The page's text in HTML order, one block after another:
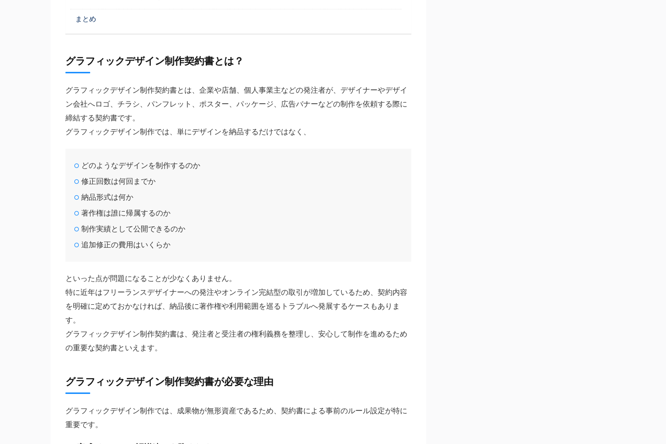
まとめ
グラフィックデザイン制作契約書とは？
グラフィックデザイン制作契約書とは、企業や店舗、個人事業主などの発注者が、デザイナーやデザイ
ン会社へロゴ、チラシ、パンフレット、ポスター、パッケージ、広告バナーなどの制作を依頼する際に
締結する契約書です。
グラフィックデザイン制作では、単にデザインを納品するだけではなく、
どのようなデザインを制作するのか
修正回数は何回までか
納品形式は何か
著作権は誰に帰属するのか
制作実績として公開できるのか
追加修正の費用はいくらか
といった点が問題になることが少なくありません。
特に近年はフリーランスデザイナーへの発注やオンライン完結型の取引が増加しているため、契約内容
を明確に定めておかなければ、納品後に著作権や利用範囲を巡るトラブルへ発展するケースもありま
す。
グラフィックデザイン制作契約書は、発注者と受注者の権利義務を整理し、安心して制作を進めるため
の重要な契約書といえます。
グラフィックデザイン制作契約書が必要な理由
グラフィックデザイン制作では、成果物が無形資産であるため、契約書による事前のルール設定が特に
重要です。